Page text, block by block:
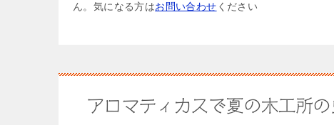
ん。気になる方はお問い合わせ ください
アロマティカスで夏の木工所